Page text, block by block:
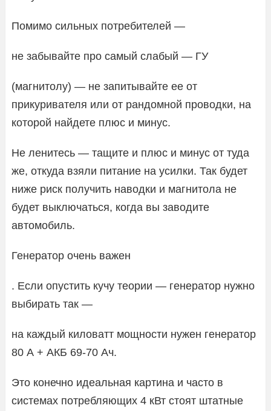
Помимо сильных потребителей —
не забывайте про самый слабый — ГУ
(магнитолу) — не запитывайте ее от
прикуривателя или от рандомной проводки, на
которой найдете плюс и минус.
Не ленитесь — тащите и плюс и минус от туда
же, откуда взяли питание на усилки. Так будет
ниже риск получить наводки и магнитола не
будет выключаться, когда вы заводите
автомобиль.
Генератор очень важен
. Если опустить кучу теории — генератор нужно
выбирать так —
на каждый киловатт мощности нужен генератор
80 А + АКБ 69-70 Ач.
Это конечно идеальная картина и часто в
системах потребляющих 4 кВт стоят штатные